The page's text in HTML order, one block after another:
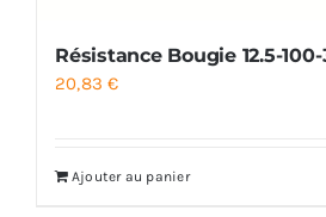
Résistance Bougie 12.5-
20,83€
Ajouter au panier